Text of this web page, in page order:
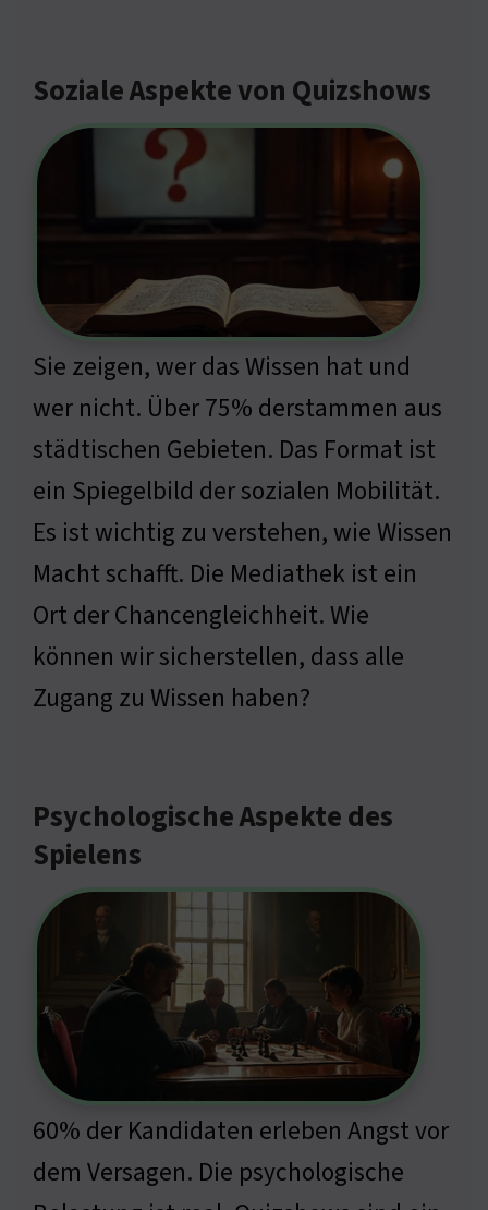
Soziale Aspekte von Quizshows
Sie zeigen, wer das Wissen hat und
wer nicht. Über 75% derstammen aus
städtischen Gebieten. Das Format ist
ein Spiegelbild der sozialen Mobilität.
Es ist wichtig zu verstehen, wie Wissen
Macht schafft. Die Mediathek ist ein
Ort der Chancengleichheit. Wie
können wir sicherstellen, dass alle
Zugang zu Wissen haben?
Psychologische Aspekte des
Spielens
60% der Kandidaten erleben Angst vor
dem Versagen. Die psychologische